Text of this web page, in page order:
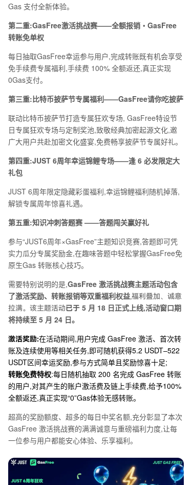
Gas 支付全新体验。
第二重:GasFree激活挑战赛——全额报销 ・ GasFree
转账免单权
每日抽取GasFree幸运参与用户,完成转账既有机会享受
免手续费专属福利,手续费 100% 全额返还,真正实现
0Gas支付。
第三重:比特币披萨节专属福利——GasFree请你吃披萨
联动比特币披萨节打造专属狂欢专场, GasFree特设节
日专属狂欢专场与定制奖池,致敬经典加密起源文化,邀
广大用户共赴加密文化盛宴,免费畅享披萨节专属好礼。
第四重:JUST 6周年幸运锦鲤专场——逢 6 必发限定大
礼包
JUST 6周年限定隐藏彩蛋福利,幸运锦鲤福利随机掉落,
解锁专属周年惊喜礼遇。
第五重:知识冲刺答题赛 ——答题闯关赢好礼
参与“JUST6周年×GasFree”主题知识竞赛,答题即可凭
实力瓜分专属奖励金,在趣味答题中轻松掌握GasFree免
原生Gas 转账核心技巧。
需要特别说明的是,GasFree 激活挑战赛主题活动包含
了激活奖励、转账报销等双重福利权益,福利叠加、诚意
拉满。该主题活动已于 5 月 18 日正式上线,活动窗口期
将持续至 5 月 24 日。
激活奖励:在活动期间,用户完成 GasFree 激活、首次转
账及连续使用等相关任务,即可随机获得5.2 USDT–522
USDT区间幸运奖励,参与方式简单且奖励惊喜十足;
转账免费特权:每日随机抽取 200 名完成 GasFree 转账
的用户,对其产生的账户激活费及链上手续费,给予100%
全额返还,真正实现“0”Gas体验无感转账。
超高的奖励额度、超多的每日中奖名额,充分彰显了本次
GasFree 激活挑战赛的满满诚意与重磅福利力度,让每
一位参与用户都能安心体验、乐享福利。